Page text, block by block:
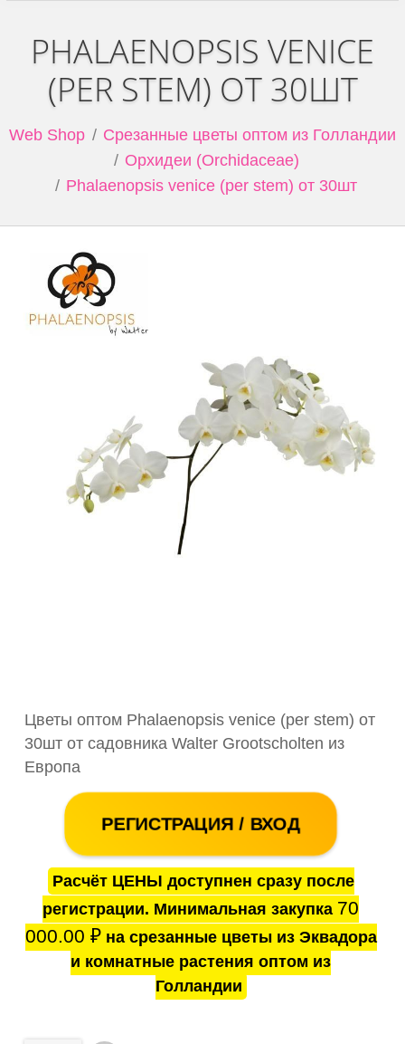
PHALAENOPSIS VENICE
(PER STEM) ОТ 30ШТ
Web Shop
Срезанные цветы оптом из Голландии
Орхидеи (Orchidaceae)
Phalaenopsis venice (per stem) от 30шт
Цветы оптом Phalaenopsis venice (per stem) от
30шт от садовника Walter Grootscholten из
Европа
РЕГИСТРАЦИЯ / ВХОД
Расчёт ЦЕНЫ доступнен сразу после
регистрации. Минимальная закупка 70
000.00 ₽на срезанные цветы из Эквадора
и комнатные растения оптом из
Голландии